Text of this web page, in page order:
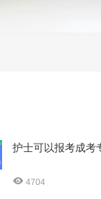
护士可以报考成考
4704